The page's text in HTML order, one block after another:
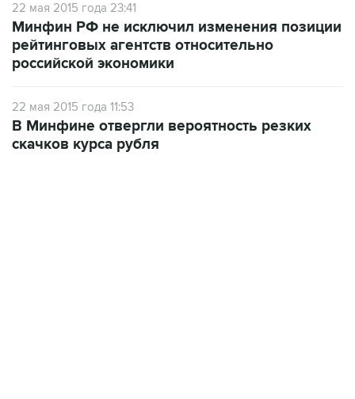
22 мая 2015 года 23:41
Минфин РФ не исключил изменения позиции
рейтинговых агентств относительно
российской экономики
22 мая 2015 года 11:53
В Минфине отвергли вероятность резких
скачков курса рубля